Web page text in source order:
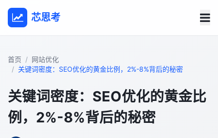
芯思考
首页
网站优化
关键词密度：SEO优化的黄金比例，2%-8%背后的秘密
关键词密度：SEO优化的黄金比
例，2%-8%背后的秘密